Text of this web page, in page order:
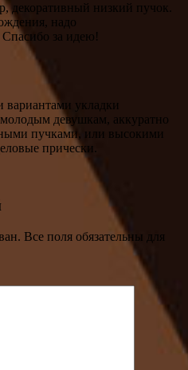
декоративный низкий пучок.
надо
за идею!
укладки
девушкам, аккуратно
пучками, или высокими
прически.
Все поля обязательны для